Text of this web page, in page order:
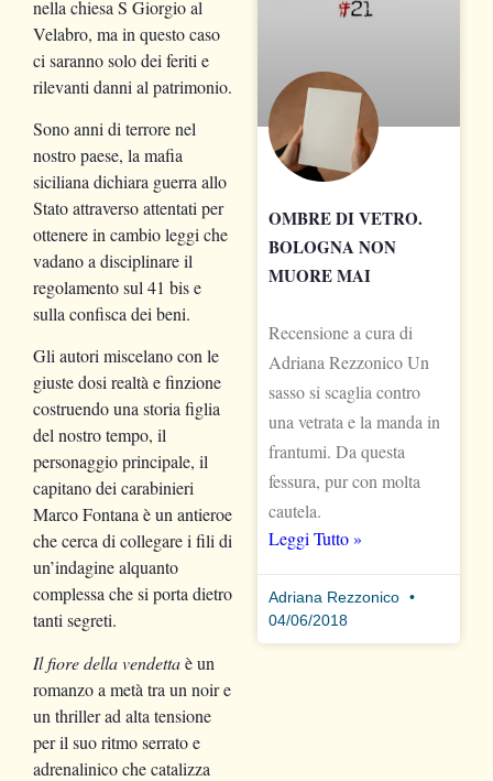
nella chiesa S Giorgio al
Velabro, ma in questo caso
ci saranno solo dei feriti e
rilevanti danni al patrimonio.
Sono anni di terrore nel
nostro paese, la mafia
siciliana dichiara guerra allo
Stato attraverso attentati per
ottenere in cambio leggi che
vadano a disciplinare il
regolamento sul 41 bis e
sulla confisca dei beni.
Gli autori miscelano con le
giuste dosi realtà e finzione
costruendo una storia figlia
del nostro tempo, il
personaggio principale, il
capitano dei carabinieri
Marco Fontana è un antieroe
che cerca di collegare i fili di
un’indagine alquanto
complessa che si porta dietro
tanti segreti.
Il fiore della vendettaè un
romanzo a metà tra un noir e
un thriller ad alta tensione
per il suo ritmo serrato e
adrenalinico che catalizza
OMBRE DI VETRO.
BOLOGNA NON
MUORE MAI
Recensione a cura di
Adriana Rezzonico Un
sasso si scaglia contro
una vetrata e la manda in
frantumi. Da questa
fessura, pur con molta
cautela.
Leggi Tutto »
Adriana Rezzonico
04/06/2018